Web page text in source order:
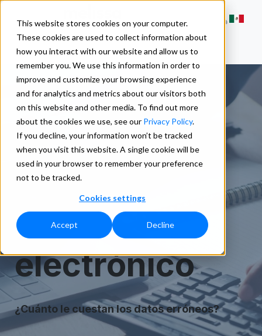
This website stores cookies on your computer.
These cookies are used to collect information about
how you interact with our website and allow us to
remember you. We use this information in order to
improve and customize your browsing experience
and for analytics and metrics about our visitors both
on this website and other media. To find out more
about the cookies we use, see our Privacy Policy.
If you decline, your information won’t be tracked
when you visit this website. A single cookie will be
used in your browser to remember your preference
not to be tracked.
Cookies settings
Accept Decline
Calculadora
de ROI de
comercio
electrónico
¿Cuánto le cuestan los datos erróneos?